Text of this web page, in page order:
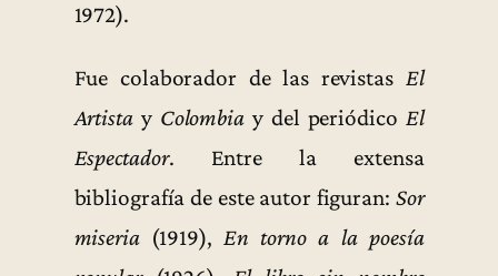
1972).
Fue colaborador de las revistas El
Artistay Colombiay del periódico El
Espectador. Entre la extensa
bibliografía de este autor figuran: Sor
miseria(1919),En torno a la poesía